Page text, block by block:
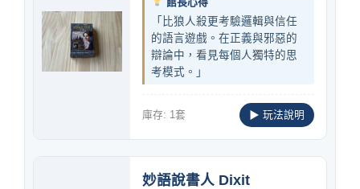
「比狼人殺更考驗邏輯與信任
的語言遊戲。在正義與邪惡的
辯論中，看見每個人獨特的思
考模式。」
庫存: 1套 ▶ 玩法說明
妙語說書人 Dixit